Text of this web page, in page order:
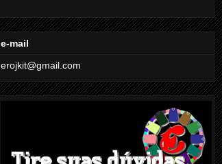
e-mail
erojkit@gmail.com